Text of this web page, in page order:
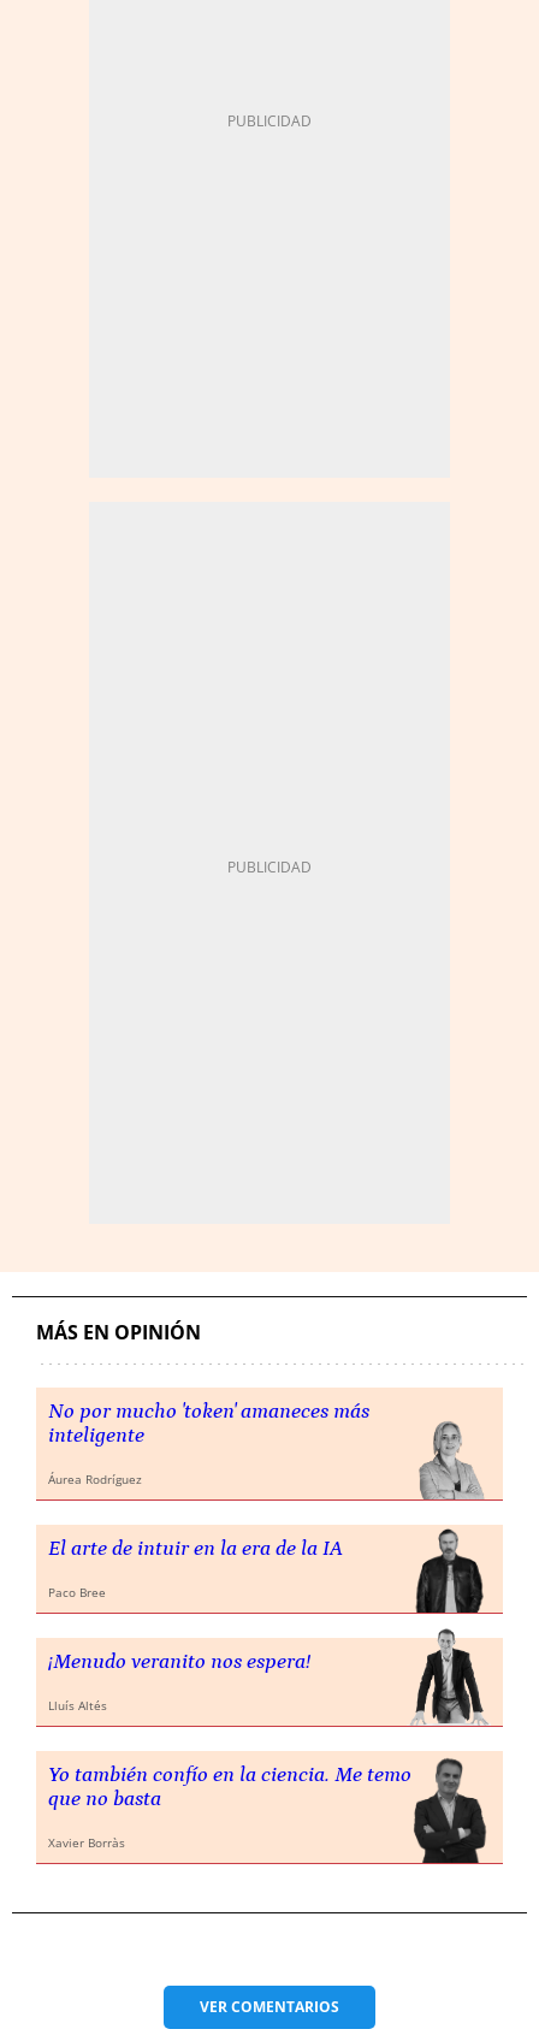
MÁS EN OPINIÓN
No por mucho 'token' amaneces más
inteligente
Áurea Rodríguez
El arte de intuir en la era de la IA
Paco Bree
¡Menudo veranito nos espera!
Lluís Altés
Yo también confío en la ciencia. Me temo
que no basta
Xavier Borràs
VERCOMENTARIOS